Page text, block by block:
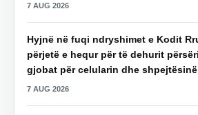
7 AUG 2026
Hyjnë në fuqi ndryshimet e Kodit
përjetë e hequr për të dehurit
gjobat për celularin dhe shpejtësinë
7 AUG 2026